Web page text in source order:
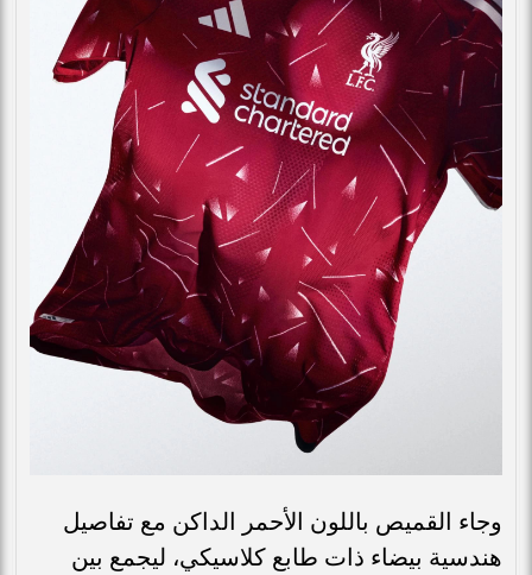
وجاء القميص باللون الأحمر الداكن مع تفاصيل
هندسية بيضاء ذات طابع كلاسيكي، ليجمع بين